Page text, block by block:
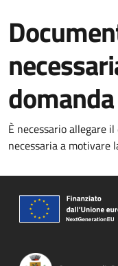
domanda
È necessario allegare
necessaria a motivare